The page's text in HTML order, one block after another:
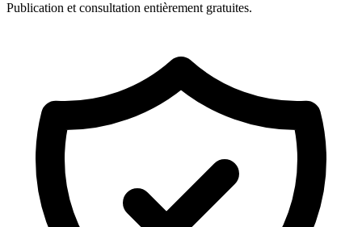
Publication et consultation entièrement gratuites.